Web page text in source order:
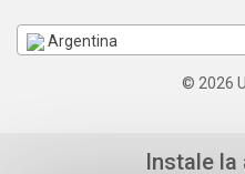
Argentina
© 2026
Instale la